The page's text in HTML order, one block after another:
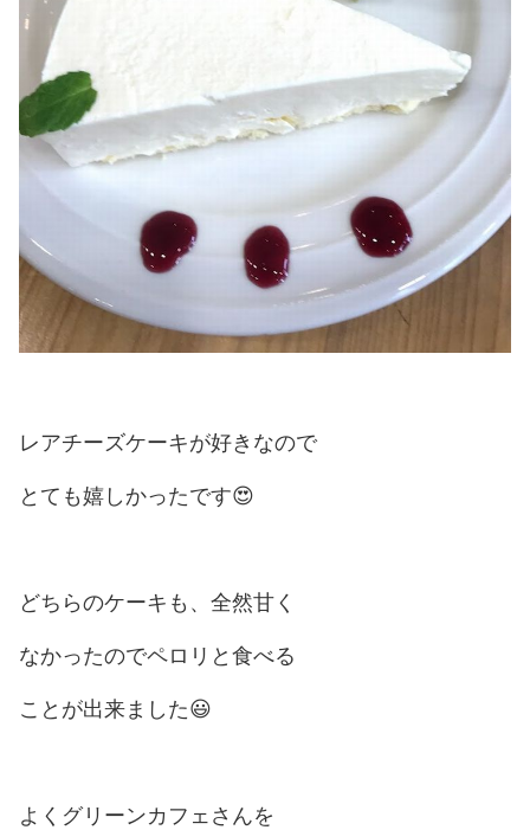
レアチーズケーキが好きなので
とても嬉しかったです😍
どちらのケーキも、全然甘く
なかったのでペロリと食べる
ことが出来ました😃
よくグリーンカフェさんを